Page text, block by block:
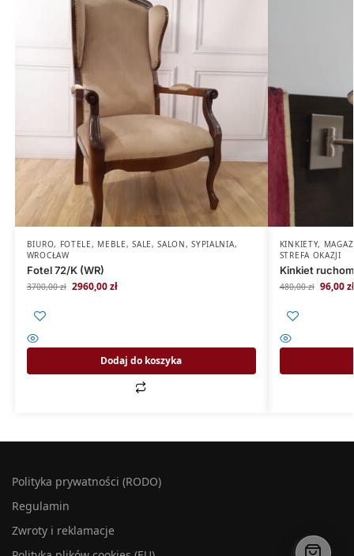
BIURO, FOTELE, MEBLE,SALE,SALON,SYPIALNIA,
WROCŁAW
Fotel 72/K (WR)
3700,00zł 2960,00zł
Dodaj do koszyka
KINKIETY,
STREFA OKAZJI
Kinkiet
480,00zł 96,00zł
Polityka prywatności (RODO)
Regulamin
Zwroty i reklamacje